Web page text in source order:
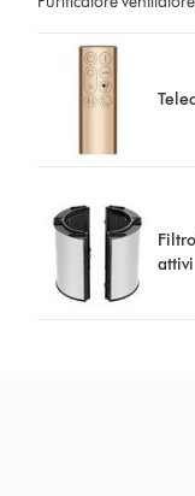
attivi